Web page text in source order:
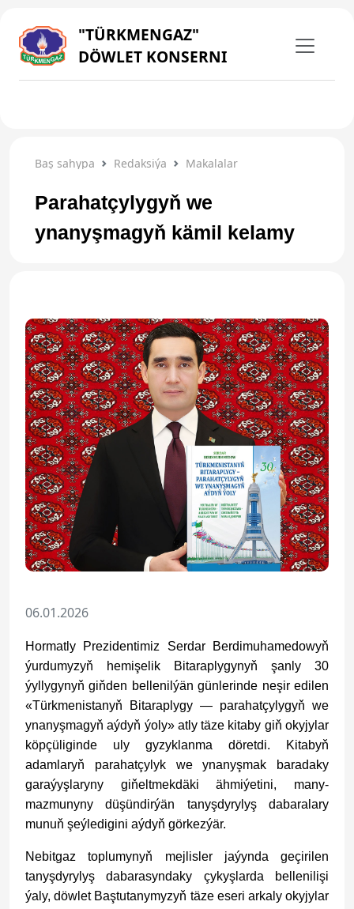
"TÜRKMENGAZ"
DÖWLET KONSERNI
Baş sahypa Redaksiýa Makalalar
Parahatçylygyň we
ynanyşmagyň kämil kelamy
06.01.2026
Hormatly Prezidentimiz Serdar Berdimuhamedowyň
ýurdumyzyň hemişelik Bitaraplygynyň şanly 30
ýyllygynyň giňden bellenilýän günlerinde neşir edilen
«Türkmenistanyň Bitaraplygy — parahatçylygyň we
ynanyşmagyň aýdyň ýoly» atly täze kitaby giň okyjylar
köpçüliginde uly gyzyklanma döretdi. Kitabyň
adamlaryň parahatçylyk we ynanyşmak baradaky
garaýyşlaryny giňeltmekdäki ähmiýetini, many-
mazmunyny düşündirýän tanyşdyrylyş dabaralary
munuň şeýledigini aýdyň görkezýär.
Nebitgaz toplumynyň mejlisler jaýynda geçirilen
tanyşdyrylyş dabarasyndaky çykyşlarda bellenilişi
ýaly, döwlet Baştutanymyzyň täze eseri arkaly okyjylar